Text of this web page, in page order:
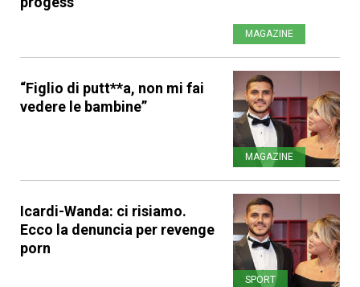
MAGAZINE
“Figlio di putt**a, non mi fai
vedere le bambine”
MAGAZINE
Icardi-Wanda: ci risiamo.
Ecco la denuncia per revenge
porn
SPORT